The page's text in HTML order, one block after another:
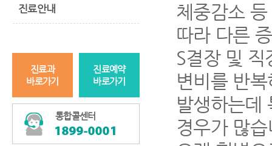
진료안내
진료과
바로가기
진료예약
바로가기
통합콜센터
체중감소
따라 다른
S결장 및
변비를 반
발생하는데
경우가 많